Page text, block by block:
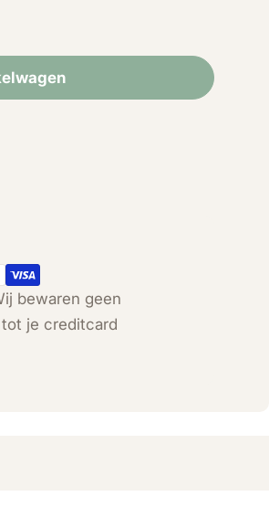
blauwe kraal oorbellen
blauwe kraal
bewaren geen
je creditcard